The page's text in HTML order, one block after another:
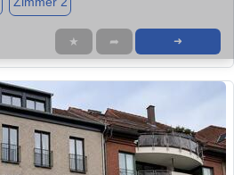
★ ➦ ➜